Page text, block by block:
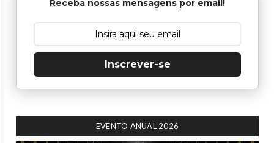
Receba nossas mensagens por email!
Inscrever-se
EVENTO ANUAL 2026